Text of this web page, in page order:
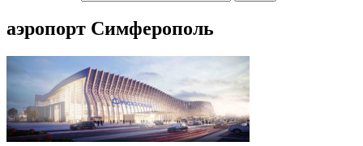
аэропорт Симферополь